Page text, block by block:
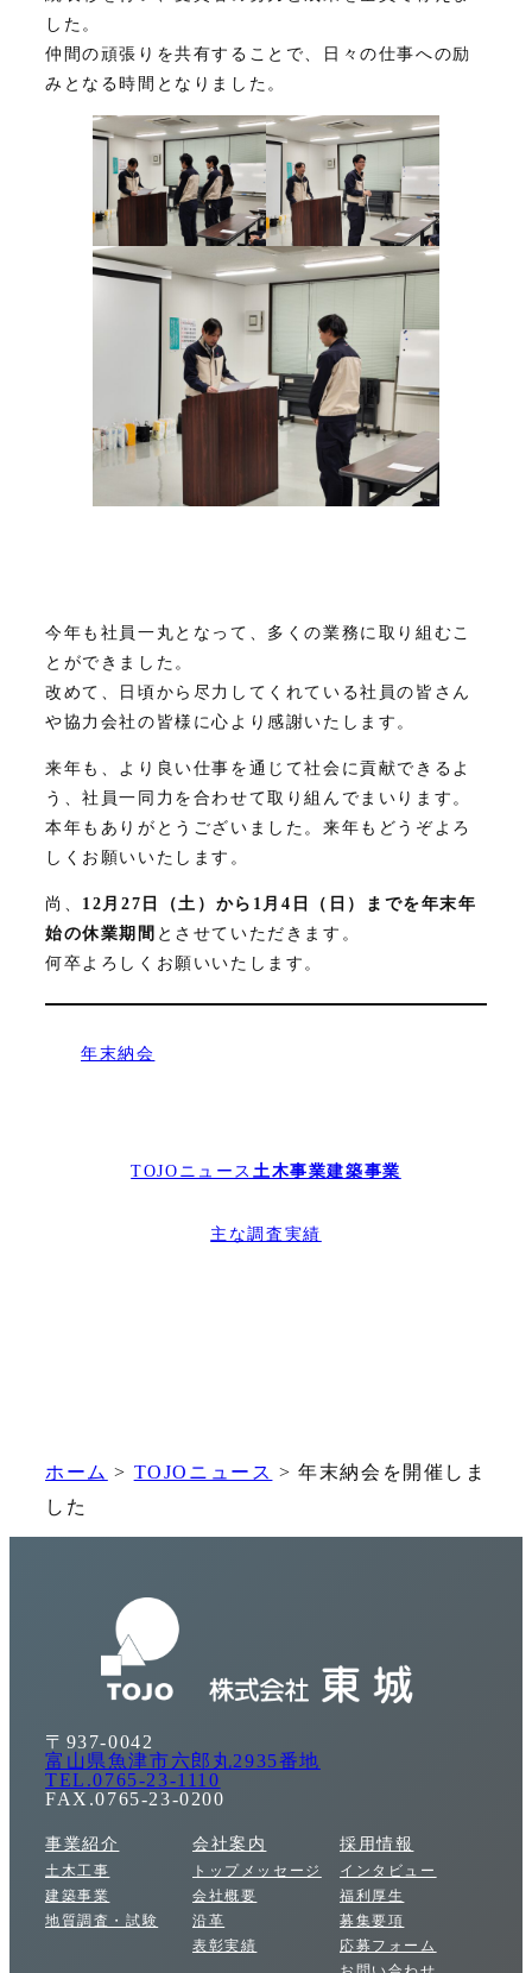
した。
仲間の頑張りを共有することで、日々の仕事への励
みとなる時間となりました。
今年も社員一丸となって、多くの業務に取り組むこ
とができました。
改めて、日頃から尽力してくれている社員の皆さん
や協力会社の皆様に心より感謝いたします。
来年も、より良い仕事を通じて社会に貢献できるよ
う、社員一同力を合わせて取り組んでまいります。
本年もありがとうございました。来年もどうぞよろ
しくお願いいたします。
尚、 12月27日（土）から1月4日（日）までを年末年
始の休業期間 とさせていただきます。
何卒よろしくお願いいたします。
年末納会
TOJOニュース 土木事業建築事業
主な調査実績
ホーム > TOJOニュース >年末納会を開催しま
した
〒937-0042
富山県魚津市六郎丸2935番地
TEL.0765-23-1110
FAX.0765-23-0200
事業紹介
土木工事
建築事業
地質調査・試験
会社案内
トップメッセージ
会社概要
沿革
表彰実績
採用情報
インタビュー
福利厚生
募集要項
応募フォーム